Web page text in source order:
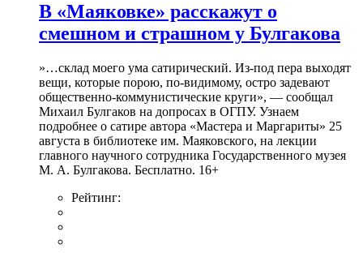
В «Маяковке» расскажут о
смешном и страшном у Булгакова
»…склад моего ума сатирический. Из-под пера выходят
вещи, которые порою, по-видимому, остро задевают
общественно-коммунистические круги», — сообщал
Михаил Булгаков на допросах в ОГПУ. Узнаем
подробнее о сатире автора «Мастера и Маргариты» 25
августа в библиотеке им. Маяковского, на лекции
главного научного сотрудника Государственного музея
М. А. Булгакова. Бесплатно. 16+
Рейтинг: